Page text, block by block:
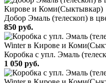
Добор Эмаль (телескоп) в
850 руб.
Коробка с упл. Эмаль
1 050 руб.